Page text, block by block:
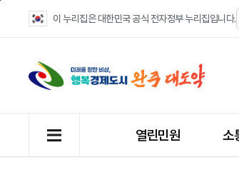
이 누리집은 대한민국 공식 전자정부 누리집입니다.
열린민원 소